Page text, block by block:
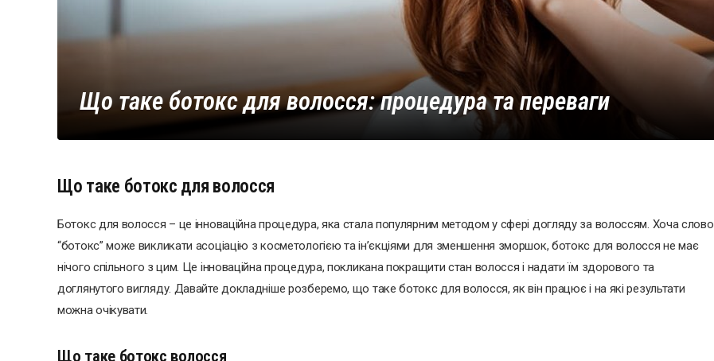
Що таке ботокс для волосся: процедура та переваги
Що таке ботокс для волосся
Ботокс для волосся – це інноваційна процедура, яка стала популярним методом у сфері догляду за волоссям. Хоча слово
“ботокс” може викликати асоціацію з косметологією та ін’єкціями для зменшення зморшок, ботокс для волосся не має
нічого спільного з цим. Це інноваційна процедура, покликана покращити стан волосся і надати їм здорового та
доглянутого вигляду. Давайте докладніше розберемо, що таке ботокс для волосся, як він працює і на які результати
можна очікувати.
Що таке ботокс волосся